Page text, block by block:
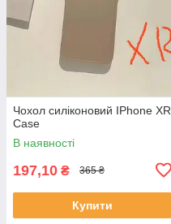
Чохол силіконовий IPhone XR
Case
В наявності
197,10 ₴ 365 ₴
Купити